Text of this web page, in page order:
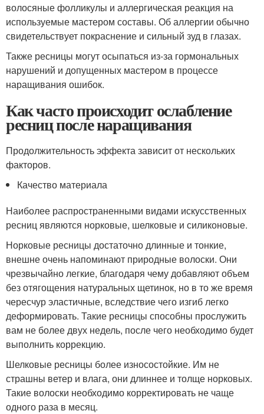
волосяные фолликулы и аллергическая реакция на
используемые мастером составы. Об аллергии обычно
свидетельствует покраснение и сильный зуд в глазах.
Также ресницы могут осыпаться из-за гормональных
нарушений и допущенных мастером в процессе
наращивания ошибок.
Как часто происходит ослабление
ресниц после наращивания
Продолжительность эффекта зависит от нескольких
факторов.
Качество материала
Наиболее распространенными видами искусственных
ресниц являются норковые, шелковые и силиконовые.
Норковые ресницы достаточно длинные и тонкие,
внешне очень напоминают природные волоски. Они
чрезвычайно легкие, благодаря чему добавляют объем
без отягощения натуральных щетинок, но в то же время
чересчур эластичные, вследствие чего изгиб легко
деформировать. Такие ресницы способны прослужить
вам не более двух недель, после чего необходимо будет
выполнить коррекцию.
Шелковые ресницы более износостойкие. Им не
страшны ветер и влага, они длиннее и толще норковых.
Такие волоски необходимо корректировать не чаще
одного раза в месяц.